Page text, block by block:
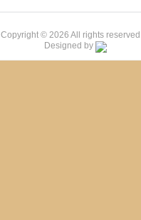
Copyright © 2026 All rights reserved.
Designed by